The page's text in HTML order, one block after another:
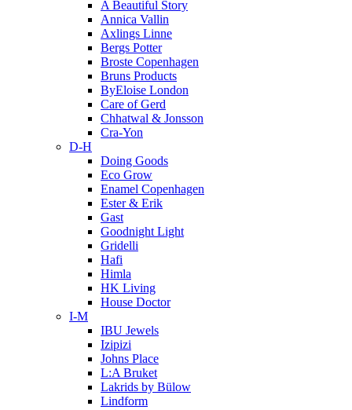
A Beautiful Story
Annica Vallin
Axlings Linne
Bergs Potter
Broste Copenhagen
Bruns Products
ByEloise London
Care of Gerd
Chhatwal & Jonsson
Cra-Yon
D-H
Doing Goods
Eco Grow
Enamel Copenhagen
Ester & Erik
Gast
Goodnight Light
Gridelli
Hafi
Himla
HK Living
House Doctor
I-M
IBU Jewels
Izipizi
Johns Place
L:A Bruket
Lakrids by Bülow
Lindform